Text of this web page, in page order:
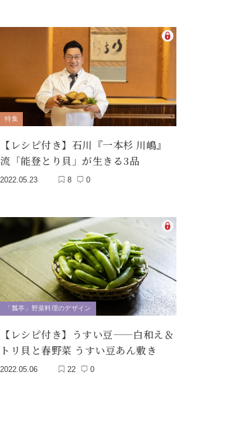
特集
【レシピ付き】石川『一本杉 川嶋』
流「能登とり貝」が生きる3品
2022.05.23 8 0
「瓢亭」野菜料理のデザイン
【レシピ付き】うすい豆——白和え＆
トリ貝と春野菜 うすい豆あん敷き
2022.05.06 22 0